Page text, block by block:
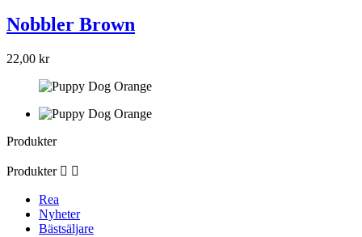
Nobbler Brown
22,00 kr
Produkter
Produkter  
Rea
Nyheter
Bästsäljare